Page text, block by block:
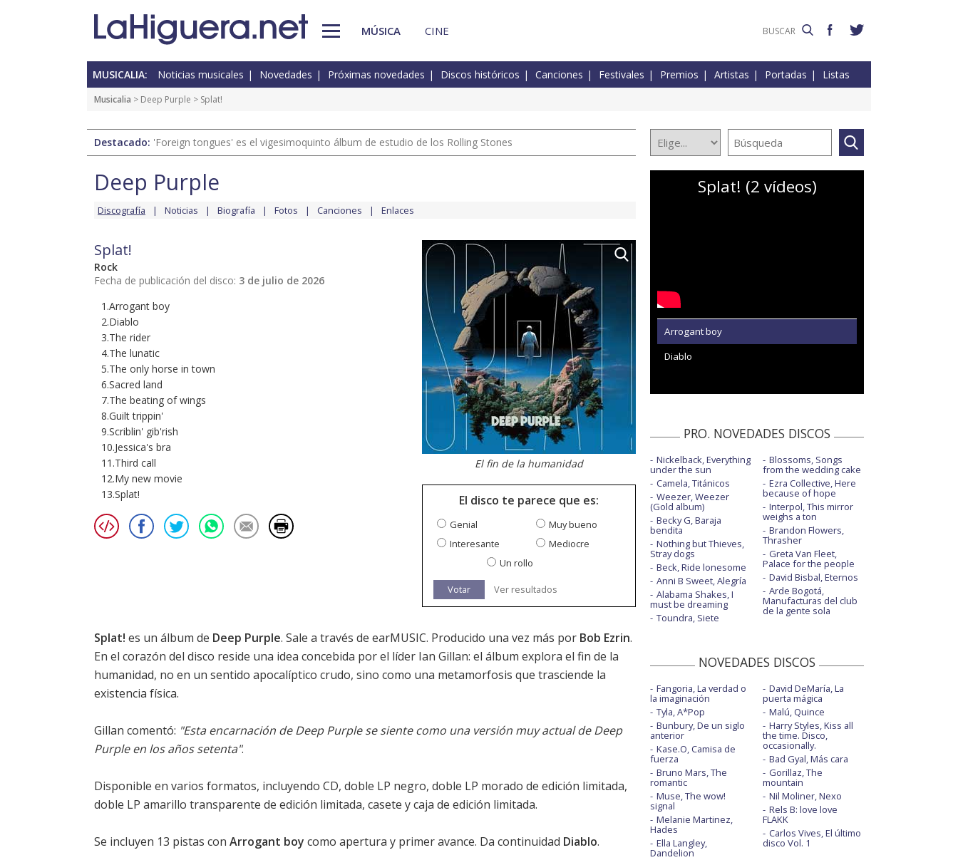
MÚSICA CINE
MUSICALIA: Noticias musicales Novedades Próximas novedades Discos históricos Canciones Festivales Premios Artistas Portadas Listas
Musicalia > Deep Purple > Splat!
Destacado: 'Foreign tongues' es el vigesimoquinto álbum de estudio de los Rolling Stones
Deep Purple
Discografía Noticias Biografía Fotos Canciones Enlaces
Splat!
Rock
Fecha de publicación del disco: 3 de julio de 2026
1.Arrogant boy
2.Diablo
3.The rider
4.The lunatic
5.The only horse in town
6.Sacred land
7.The beating of wings
8.Guilt trippin'
9.Scriblin' gib'rish
10.Jessica's bra
11.Third call
12.My new movie
13.Splat!
El fin de la humanidad
El disco te parece que es:
Genial
Muy bueno
Interesante
Mediocre
Un rollo
Votar Ver resultados
Splat! es un álbum de Deep Purple. Sale a través de earMUSIC. Producido una vez más por Bob Ezrin.
En el corazón del disco reside una idea concebida por el líder Ian Gillan: el álbum explora el fin de la
humanidad, no en un sentido apocalíptico crudo, sino como una metamorfosis que trasciende la
existencia física.
Gillan comentó: "Esta encarnación de Deep Purple se siente como una versión muy actual de Deep
Purple en los años setenta".
Disponible en varios formatos, incluyendo CD, doble LP negro, doble LP morado de edición limitada,
doble LP amarillo transparente de edición limitada, casete y caja de edición limitada.
Se incluyen 13 pistas con Arrogant boy como apertura y primer avance. Da continuidad Diablo.
Splat! (2 vídeos)
Arrogant boy
Diablo
PRO. NOVEDADES DISCOS
Nickelback, Everything
under the sun
Camela, Titánicos
Weezer, Weezer
(Gold album)
Becky G, Baraja
bendita
Nothing but Thieves,
Stray dogs
Beck, Ride lonesome
Anni B Sweet, Alegría
Alabama Shakes, I
must be dreaming
Toundra, Siete
Blossoms, Songs
from the wedding cake
Ezra Collective, Here
because of hope
Interpol, This mirror
weighs a ton
Brandon Flowers,
Thrasher
Greta Van Fleet,
Palace for the people
David Bisbal, Eternos
Arde Bogotá,
Manufacturas del club
de la gente sola
NOVEDADES DISCOS
Fangoria, La verdad o
la imaginación
Tyla, A*Pop
Bunbury, De un siglo
anterior
Kase.O, Camisa de
fuerza
Bruno Mars, The
romantic
Muse, The wow!
signal
Melanie Martinez,
Hades
Ella Langley,
Dandelion
David DeMaría, La
puerta mágica
Malú, Quince
Harry Styles, Kiss all
the time. Disco,
occasionally.
Bad Gyal, Más cara
Gorillaz, The
mountain
Nil Moliner, Nexo
Rels B: love love
FLAKK
Carlos Vives, El último
disco Vol. 1